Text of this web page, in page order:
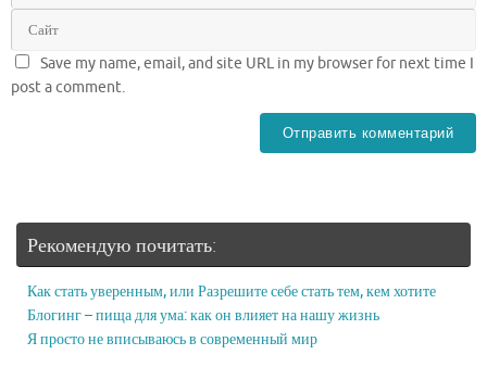
Save my name, email, and site URL in my browser for next time I
post a comment.
Рекомендую почитать:
Как стать уверенным, или Разрешите себе стать тем, кем хотите
Блогинг – пища для ума: как он влияет на нашу жизнь
Я просто не вписываюсь в современный мир